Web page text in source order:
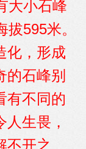
大小石峰
595米。
化，形成
的石峰别
有不同的
生畏，
不开之